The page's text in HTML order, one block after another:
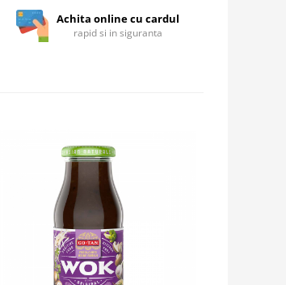
Achita online cu cardul
rapid si in siguranta